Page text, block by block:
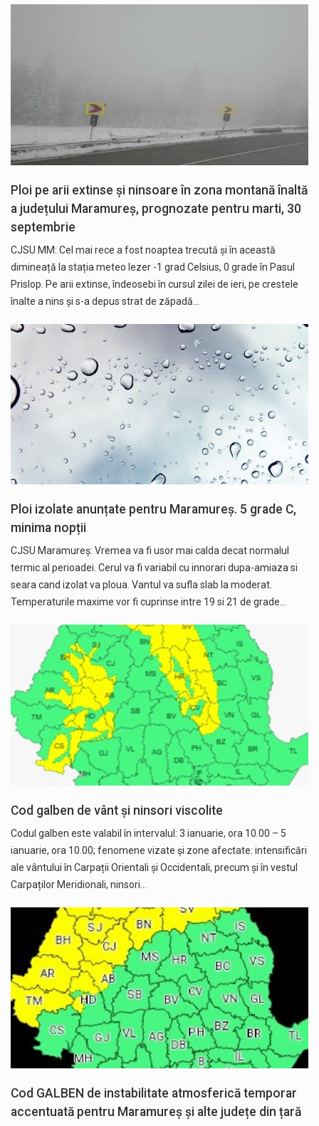
Ploi pe arii extinse și ninsoare în zona montană înaltă
a județului Maramureș, prognozate pentru marti, 30
septembrie
CJSU MM: Cel mai rece a fost noaptea trecută și în această
dimineață la stația meteo Iezer -1 grad Celsius, 0 grade în Pasul
Prislop. Pe arii extinse, îndeosebi în cursul zilei de ieri, pe crestele
înalte a nins și s-a depus strat de zăpadă…
Ploi izolate anunțate pentru Maramureș. 5 grade C,
minima nopții
CJSU Maramureș: Vremea va fi usor mai calda decat normalul
termic al perioadei. Cerul va fi variabil cu innorari dupa-amiaza si
seara cand izolat va ploua. Vantul va sufla slab la moderat.
Temperaturile maxime vor fi cuprinse intre 19 si 21 de grade…
Cod galben de vânt și ninsori viscolite
Codul galben este valabil în intervalul: 3 ianuarie, ora 10.00 – 5
ianuarie, ora 10.00; fenomene vizate și zone afectate: intensificări
ale vântului în Carpații Orientali și Occidentali, precum și în vestul
Carpaților Meridionali, ninsori…
Cod GALBEN de instabilitate atmosferică temporar
accentuată pentru Maramureș și alte județe din țară